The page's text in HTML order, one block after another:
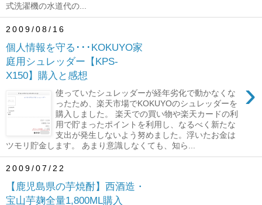
式洗濯機の水道代の...
2009/08/16
個人情報を守る･･･KOKUYO家
庭用シュレッダー【KPS-
X150】購入と感想
›
使っていたシュレッダーが経年劣化で動かなくな
ったため、楽天市場でKOKUYOのシュレッダーを
購入しました。 楽天での買い物や楽天カードの利
用で貯まったポイントを利用し、なるべく新たな
支出が発生しないよう努めました。浮いたお金は
ツモリ貯金します。 あまり意識しなくても、知ら...
2009/07/22
【鹿児島県の芋焼酎】西酒造・
宝山芋麹全量1,800ML購入